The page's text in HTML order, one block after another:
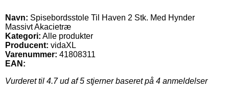
Navn: Spisebordsstole Til Haven 2 Stk. Med Hynder
Massivt Akacietræ
Kategori: Alle produkter
Producent: vidaXL
Varenummer: 41808311
EAN:
Vurderet til 4.7ud af 5 stjerner baseret på 4 anmeldelser